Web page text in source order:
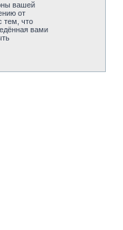
вашей
от
тем, что
вами